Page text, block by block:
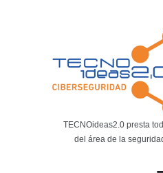
TECNOideas2.0 presta
del área de la
BLOG
Noticias